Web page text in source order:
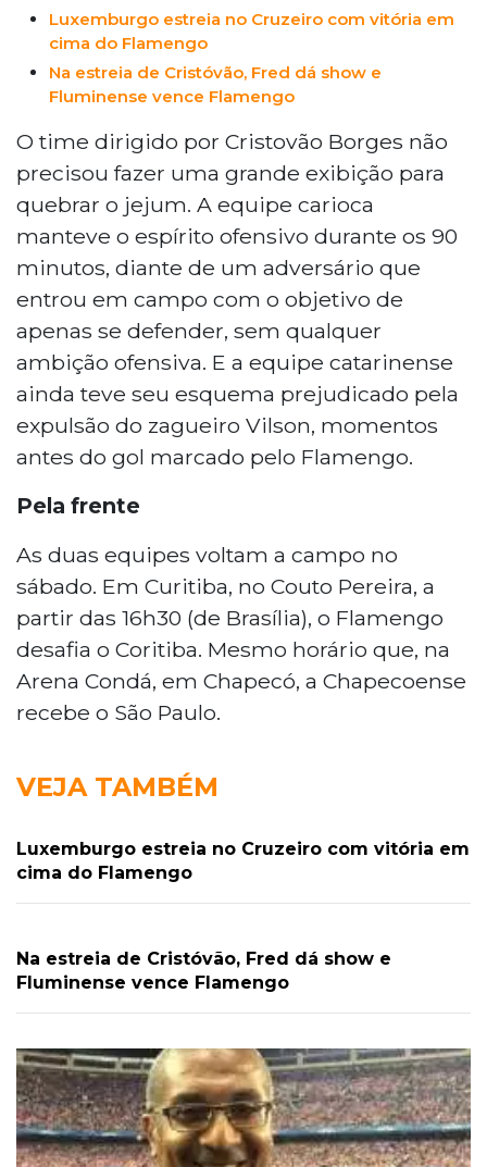
Luxemburgo estreia no Cruzeiro com vitória em
cima do Flamengo
Na estreia de Cristóvão, Fred dá show e
Fluminense vence Flamengo
O time dirigido por Cristovão Borges não
precisou fazer uma grande exibição para
quebrar o jejum. A equipe carioca
manteve o espírito ofensivo durante os 90
minutos, diante de um adversário que
entrou em campo com o objetivo de
apenas se defender, sem qualquer
ambição ofensiva. E a equipe catarinense
ainda teve seu esquema prejudicado pela
expulsão do zagueiro Vilson, momentos
antes do gol marcado pelo Flamengo.
Pela frente
As duas equipes voltam a campo no
sábado. Em Curitiba, no Couto Pereira, a
partir das 16h30 (de Brasília), o Flamengo
desafia o Coritiba. Mesmo horário que, na
Arena Condá, em Chapecó, a Chapecoense
recebe o São Paulo.
VEJA TAMBÉM
Luxemburgo estreia no Cruzeiro com vitória em
cima do Flamengo
Na estreia de Cristóvão, Fred dá show e
Fluminense vence Flamengo